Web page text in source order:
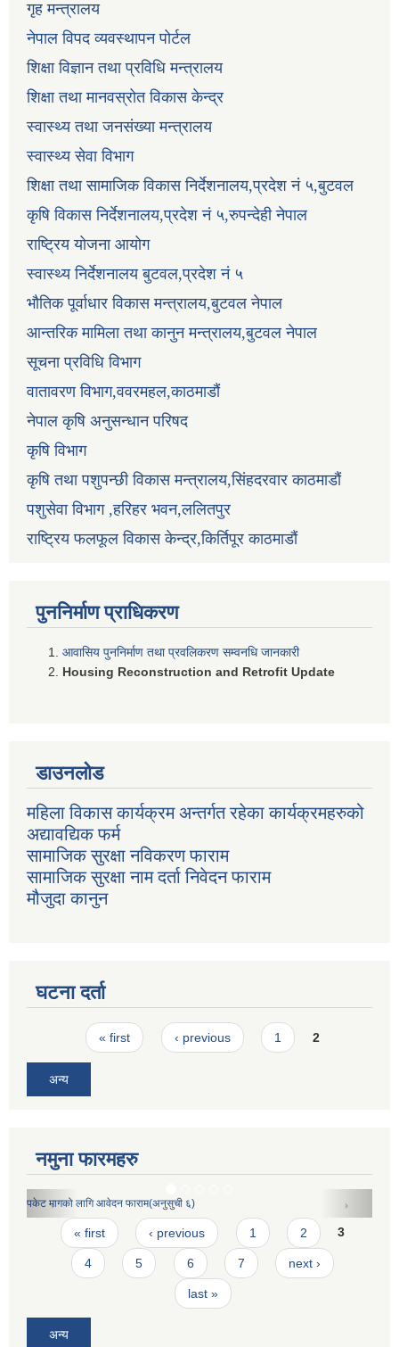
गृह मन्त्रालय
नेपाल विपद व्यवस्थापन पोर्टल
शिक्षा विज्ञान तथा प्रविधि मन्त्रालय
शिक्षा तथा मानवस्रोत विकास केन्द्र
स्वास्थ्य तथा जनसंख्या मन्त्रालय
स्वास्थ्य सेवा विभाग
शिक्षा तथा सामाजिक विकास निर्देशनालय,प्रदेश नं ५,बुटवल
कृषि विकास निर्देशनालय,प्रदेश नं ५,रुपन्देही नेपाल
राष्ट्रिय योजना आयोग
स्वास्थ्य निर्देशनालय बुटवल,प्रदेश नं ५
भौतिक पूर्वाधार विकास मन्त्रालय,बुटवल नेपाल
आन्तरिक मामिला तथा कानुन मन्त्रालय,बुटवल नेपाल
सूचना प्रविधि विभाग
वातावरण विभाग,ववरमहल,काठमाडौं
नेपाल कृषि अनुसन्धान परिषद
कृषि विभाग
कृषि तथा पशुपन्छी विकास मन्त्रालय,सिंहदरवार काठमाडौं
पशुसेवा विभाग ,हरिहर भवन,ललितपुर
राष्ट्रिय फलफूल विकास केन्द्र,किर्तिपूर काठमाडौं
पुननिर्माण प्राधिकरण
आवासिय पुननिर्माण तथा प्रवलिकरण सम्वनधि जानकारी
Housing Reconstruction and Retrofit Update
डाउनलोड
महिला विकास कार्यक्रम अन्तर्गत रहेका कार्यक्रमहरुको
अद्यावद्यिक फर्म
सामाजिक सुरक्षा नविकरण फाराम
सामाजिक सुरक्षा नाम दर्ता निवेदन फाराम
मौजुदा कानुन
घटना दर्ता
Pages« first ‹ previous 1 2
अन्य
नमुना फारमहरु
पकेट मागको लागि आवेदन फाराम(अनुसुची ६)
Pages
« first ‹ previous 1 2 3
4 5 6 7 next ›
last »
अन्य